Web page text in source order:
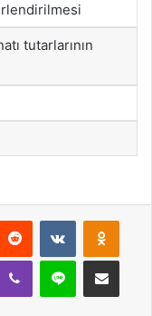
tutarlarının
Reddit VKontakte
Viber Line E-Posta ile